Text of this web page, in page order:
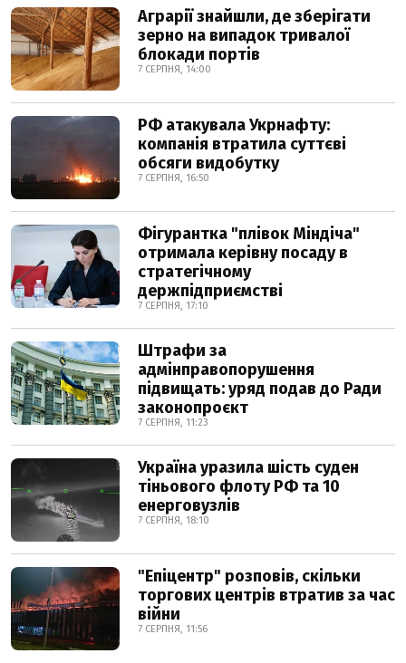
Аграрії знайшли, де зберігати
зерно на випадок тривалої
блокади портів
7 СЕРПНЯ, 14:00
РФ атакувала Укрнафту:
компанія втратила суттєві
обсяги видобутку
7 СЕРПНЯ, 16:50
Фігурантка "плівок Міндіча"
отримала керівну посаду в
стратегічному
держпідприємстві
7 СЕРПНЯ, 17:10
Штрафи за
адмінправопорушення
підвищать: уряд подав до Ради
законопроєкт
7 СЕРПНЯ, 11:23
Україна уразила шість суден
тіньового флоту РФ та 10
енерговузлів
7 СЕРПНЯ, 18:10
"Епіцентр" розповів, скільки
торгових центрів втратив за час
війни
7 СЕРПНЯ, 11:56